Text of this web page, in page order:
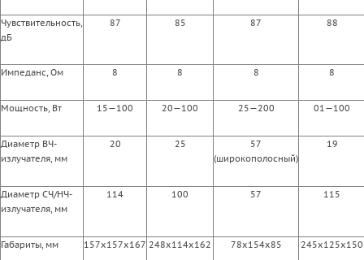
Чувствительность,
дБ
87 85 87 88
Импеданс, Ом 8 8 8 8
Мощность, Вт 15—100 20—100 25—200 01—100
Диаметр ВЧ-
излучателя, мм
20 25
57
(широкополосный)
19
Диаметр СЧ/НЧ-
излучателя, мм
114 100 57 115
Габариты, мм 157x157x167 248x114x162 78x154x85 245x125x150